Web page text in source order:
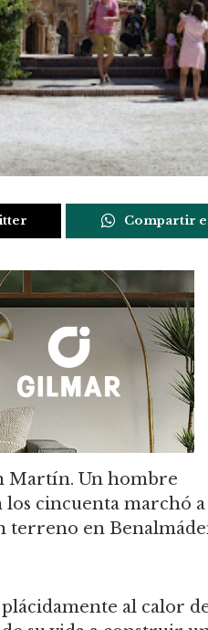
Compartir
Martín. Un hombre
los cincuenta marchó a
terreno en
al calor